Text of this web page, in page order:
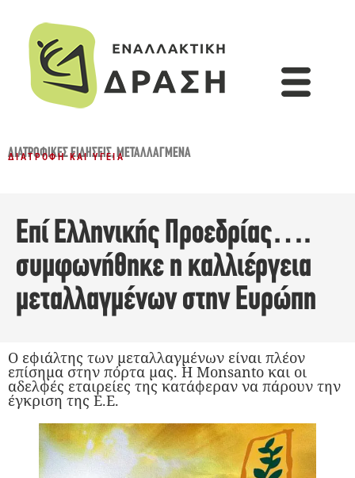
ΔΙΑΤΡΟΦΙΚΈΣ ΕΙΔΉΣΕΙΣ,ΜΕΤΑΛΛΑΓΜΈΝΑ
ΔΙΑΤΡΟΦΉ ΚΑΙ ΥΓΕΊΑ
Επί Ελληνικής Προεδρίας….
συμφωνήθηκε η καλλιέργεια
μεταλλαγμένων στην Ευρώπη
Ο εφιάλτης των μεταλλαγμένων είναι πλέον
επίσημα στην πόρτα μας. Η Monsanto και οι
αδελφές εταιρείες της κατάφεραν να πάρουν την
έγκριση της Ε.Ε.